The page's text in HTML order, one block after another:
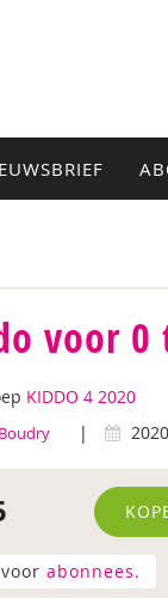
voor
KIDDO 4 2020
| 2020
abonnees.